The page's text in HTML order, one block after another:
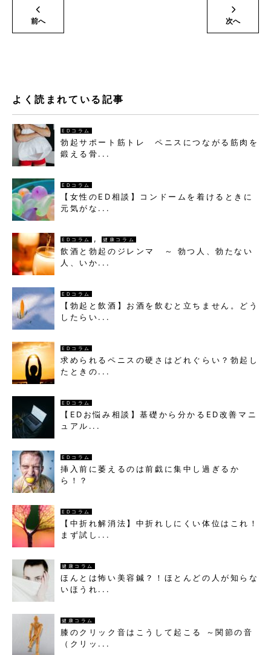
前へ 次へ
よく読まれている記事
EDコラム
勃起サポート筋トレ ペニスにつながる筋肉を
鍛える骨...
EDコラム
【女性のED相談】コンドームを着けるときに
元気がな...
EDコラム , 健康コラム
飲酒と勃起のジレンマ ～ 勃つ人、勃たない
人、いか...
EDコラム
【勃起と飲酒】お酒を飲むと立ちません。どう
したらい...
EDコラム
求められるペニスの硬さはどれぐらい？勃起し
たときの...
EDコラム
【EDお悩み相談】基礎から分かるED改善マニ
ュアル...
EDコラム
挿入前に萎えるのは前戯に集中し過ぎるか
ら！？
EDコラム
【中折れ解消法】中折れしにくい体位はこれ！
まず試し...
健康コラム
ほんとは怖い美容鍼？！ほとんどの人が知らな
いほうれ...
健康コラム
膝のクリック音はこうして起こる ～関節の音
（クリッ...